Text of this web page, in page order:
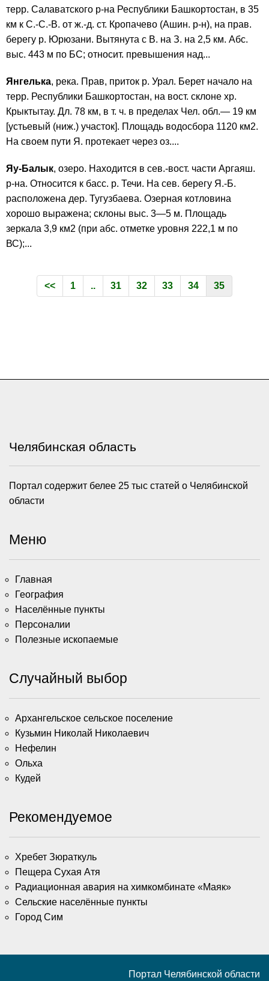
терр. Салаватского р-на Республики Башкортостан, в 35
км к С.-С.-В. от ж.-д. ст. Кропачево (Ашин. р-н), на прав.
берегу р. Юрюзани. Вытянута с В. на З. на 2,5 км. Абс.
выс. 443 м по БС; относит. превышения над...
Янгелька, река. Прав, приток р. Урал. Берет начало на
терр. Республики Башкортостан, на вост. склоне хр.
Крыктытау. Дл. 78 км, в т. ч. в пределах Чел. обл.— 19 км
[устьевый (ниж.) участок]. Площадь водосбора 1120 км2.
На своем пути Я. протекает через оз....
Яу-Балык, озеро. Находится в сев.-вост. части Аргаяш.
р-на. Относится к басс. р. Течи. На сев. берегу Я.-Б.
расположена дер. Тугузбаева. Озерная котловина
хорошо выражена; склоны выс. 3—5 м. Площадь
зеркала 3,9 км2 (при абс. отметке уровня 222,1 м по
ВС);...
<< 1 .. 31 32 33 34 35
Челябинская область
Портал содержит белее 25 тыс статей о Челябинской
области
Меню
Главная
География
Населённые пункты
Персоналии
Полезные ископаемые
Случайный выбор
Архангельское сельское поселение
Кузьмин Николай Николаевич
Нефелин
Ольха
Кудей
Рекомендуемое
Хребет Зюраткуль
Пещера Сухая Атя
Радиационная авария на химкомбинате «Маяк»
Сельские населённые пункты
Город Сим
Портал Челябинской области